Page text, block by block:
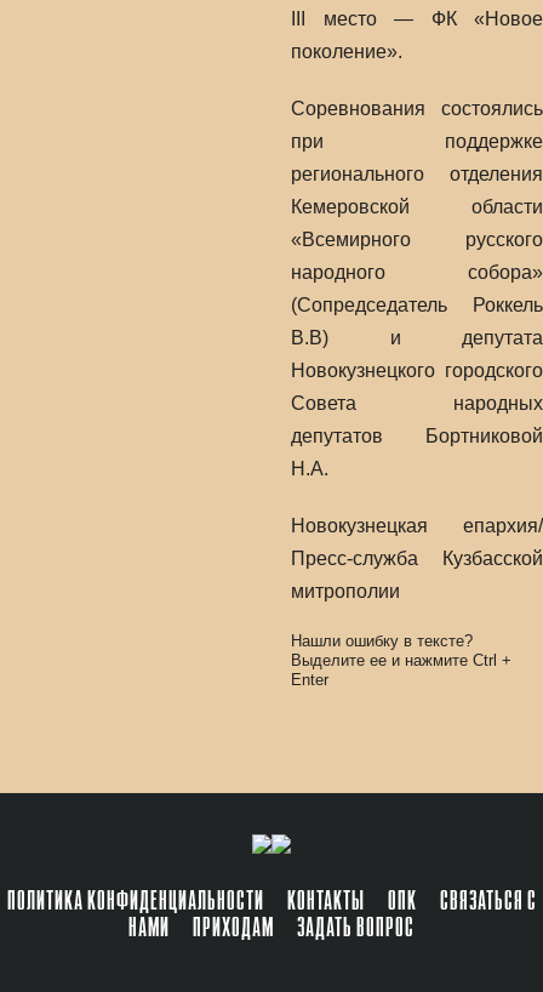
III место — ФК «Новое
поколение».
Соревнования состоялись
при поддержке
регионального отделения
Кемеровской области
«Всемирного русского
народного собора»
(Сопредседатель Роккель
В.В) и депутата
Новокузнецкого городского
Совета народных
депутатов Бортниковой
Н.А.
Новокузнецкая епархия/
Пресс-служба Кузбасской
митрополии
Нашли ошибку в тексте?
Выделите ее и нажмите Ctrl +
Enter
ПОЛИТИКА КОНФИДЕНЦИАЛЬНОСТИ КОНТАКТЫ ОПК
СВЯЗАТЬСЯ С
НАМИ
ПРИХОДАМ ЗАДАТЬ ВОПРОС